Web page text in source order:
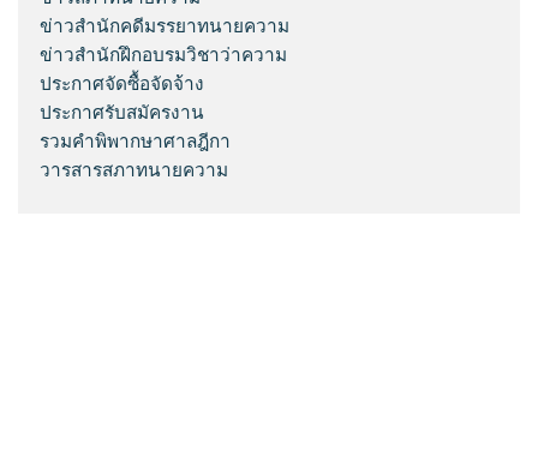
ข่าวสำนักคดีมรรยาทนายความ
ข่าวสำนักฝึกอบรมวิชาว่าความ
ประกาศจัดซื้อจัดจ้าง
ประกาศรับสมัครงาน
รวมคำพิพากษาศาลฎีกา
วารสารสภาทนายความ